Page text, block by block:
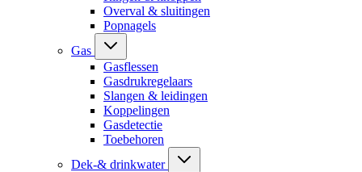
Overval & sluitingen
Popnagels
Gas
Gasflessen
Gasdrukregelaars
Slangen & leidingen
Koppelingen
Gasdetectie
Toebehoren
Dek-& drinkwater